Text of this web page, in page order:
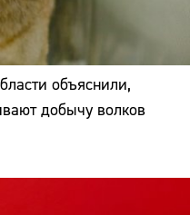
объяснили,
добычу волков